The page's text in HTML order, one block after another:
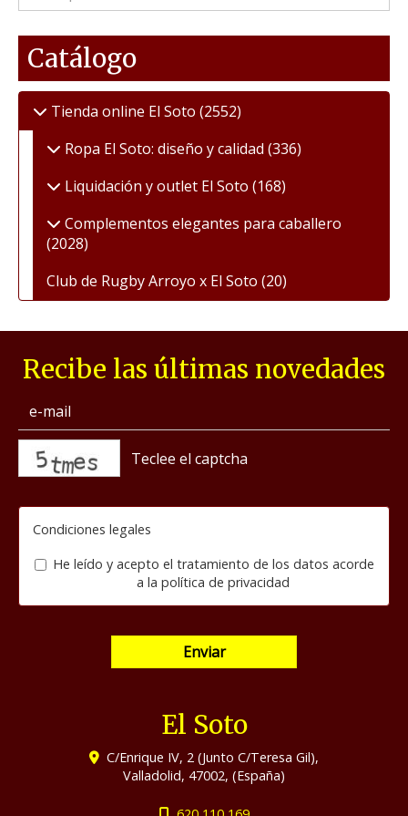
Catálogo
Tienda online El Soto (2552)
Ropa El Soto: diseño y calidad (336)
Liquidación y outlet El Soto (168)
Complementos elegantes para caballero
(2028)
Club de Rugby Arroyo x El Soto (20)
Recibe las últimas novedades
Condiciones legales
He leído y acepto el tratamiento de los datos acorde
a la política de privacidad
Enviar
El Soto
C/Enrique IV, 2 (Junto C/Teresa Gil),
Valladolid, 47002, (España)